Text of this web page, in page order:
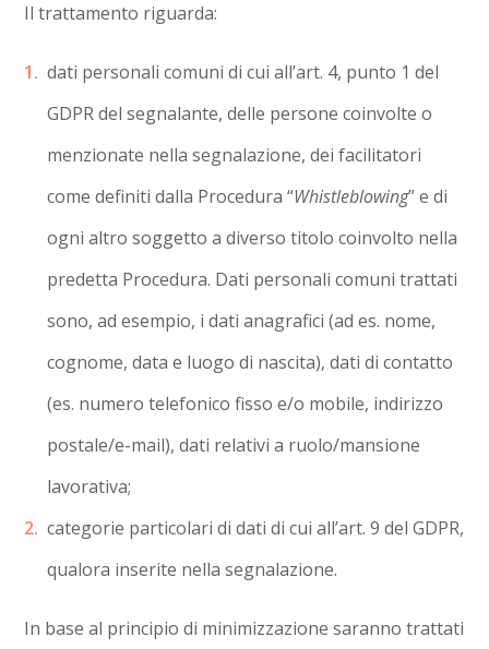
Il trattamento riguarda:
dati personali comuni di cui all’art. 4, punto 1 del
GDPR del segnalante, delle persone coinvolte o
menzionate nella segnalazione, dei facilitatori
come definiti dalla Procedura “Whistleblowing” e di
ogni altro soggetto a diverso titolo coinvolto nella
predetta Procedura. Dati personali comuni trattati
sono, ad esempio, i dati anagrafici (ad es. nome,
cognome, data e luogo di nascita), dati di contatto
(es. numero telefonico fisso e/o mobile, indirizzo
postale/e-mail), dati relativi a ruolo/mansione
lavorativa;
categorie particolari di dati di cui all’art. 9 del GDPR,
qualora inserite nella segnalazione.
In base al principio di minimizzazione saranno trattati